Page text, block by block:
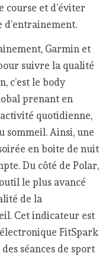
course et d’éviter
d’entrainement.
Garmin et
suivre la qualité
c’est le body
prenant en
quotidienne,
sommeil. Ainsi, une
en boite de nuit
Du côté de Polar,
le plus avancé
de la
Cet indicateur est
FitSpark
séances de sport